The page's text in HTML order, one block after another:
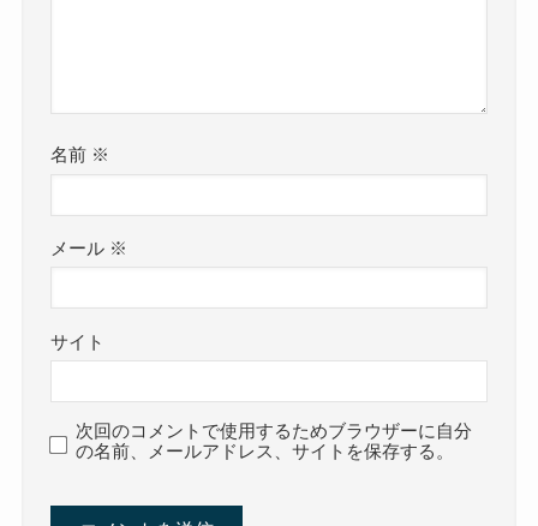
名前 ※
メール ※
サイト
次回のコメントで使用するためブラウザーに自分
の名前、メールアドレス、サイトを保存する。